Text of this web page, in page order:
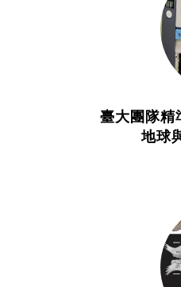
臺大團隊
地球